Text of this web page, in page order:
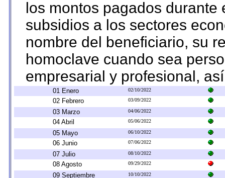
los montos pagados
subsidios a los sectores
nombre del beneficiario, su
homoclave cuando sea
empresarial y profesional,
01 Enero 02/10/2022
02 Febrero 03/09/2022
03 Marzo 04/06/2022
04 Abril 05/06/2022
05 Mayo 06/10/2022
06 Junio 07/06/2022
07 Julio 08/10/2022
08 Agosto 09/29/2022
09 Septiembre 10/10/2022